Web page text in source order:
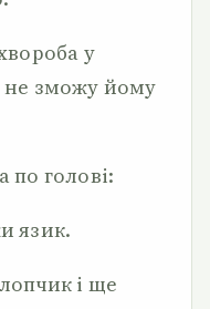
у
зможу йому
по голові:
язик.
і ще